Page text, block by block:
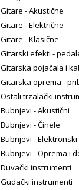
Gitare - Akustične
Gitare - Električne
Gitare - Klasične
Gitarski efekti -
Gitarska pojačala i
Gitarska oprema -
Ostali trzalački
Bubnjevi - Akustični
Bubnjevi - Činele
Bubnjevi - Elektronski
Bubnjevi - Oprema i
Duvački instrumenti
Gudački instrumenti